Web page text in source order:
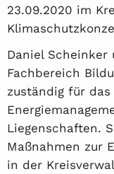
23.09.2020 im
Daniel Scheinker
Fachbereich
zuständig für
Liegenschaften.
Maßnahmen zur
in der